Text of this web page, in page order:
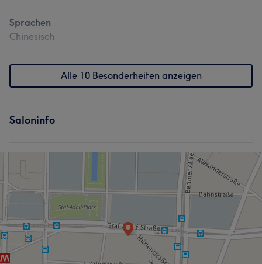
Sprachen
Chinesisch
Alle 10 Besonderheiten anzeigen
Saloninfo